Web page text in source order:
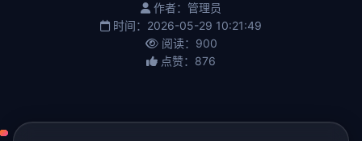
作者：管理员
时间：2026-05-29 10:21:49
阅读：900
点赞：876